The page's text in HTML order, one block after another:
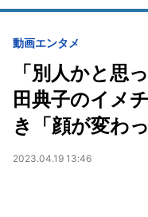
動画エンタメ
「別人かと思
田典子のイメ
き「顔が変わっ
2023.04.19 13:46